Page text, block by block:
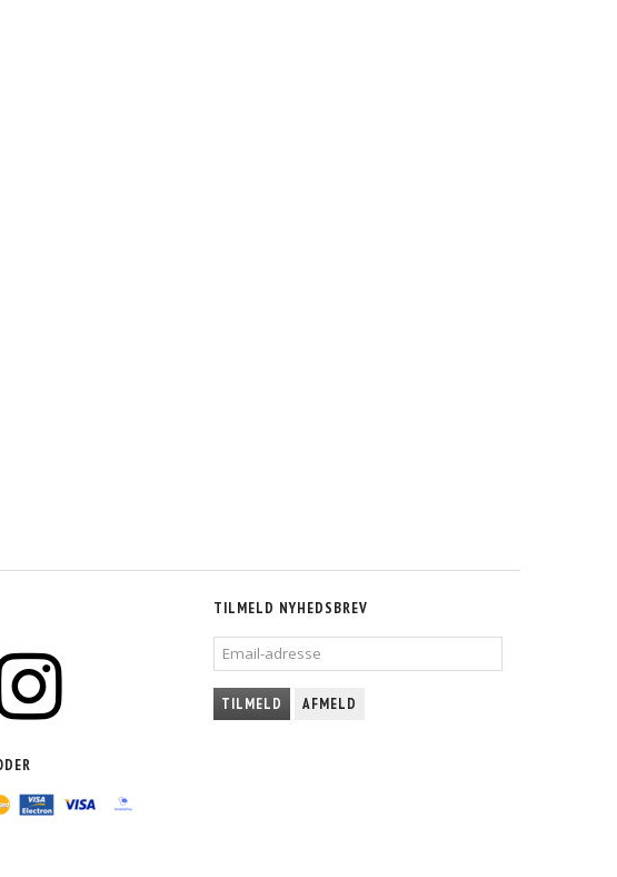
TILMELD NYHEDSBREV
EMAIL-
ADRESSE
TILMELD AFMELD